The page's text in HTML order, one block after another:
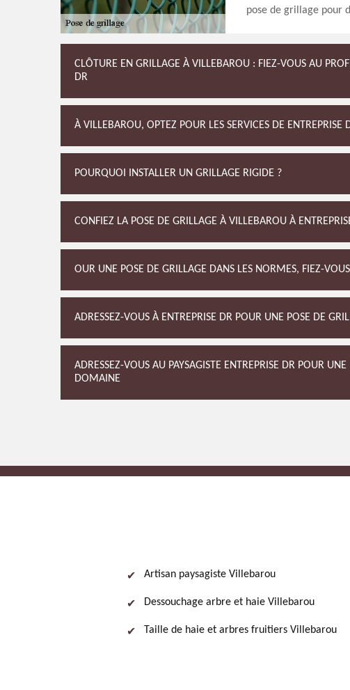
pose de grillage pour
CLÔTURE EN GRILLAGE À VILLEBAROU : FIEZ-VOUS AU
DR
À VILLEBAROU, OPTEZ POUR LES SERVICES DE
POURQUOI INSTALLER UN GRILLAGE RIGIDE ?
CONFIEZ LA POSE DE GRILLAGE À VILLEBAROU À
OUR UNE POSE DE GRILLAGE DANS LES NORMES, FIEZ-
ADRESSEZ-VOUS À ENTREPRISE DR POUR UNE POSE DE
ADRESSEZ-VOUS AU PAYSAGISTE ENTREPRISE DR POUR
DOMAINE
Artisan paysagiste Villebarou
Dessouchage arbre et haie Villebarou
Taille de haie et arbres fruitiers Villebarou